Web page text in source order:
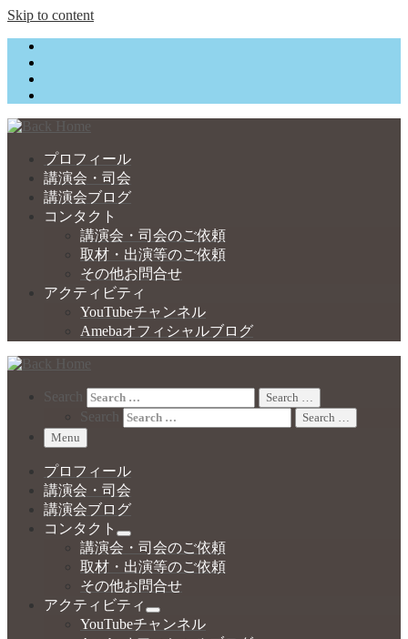
Skip to content
プロフィール
講演会・司会
講演会ブログ
コンタクト
講演会・司会のご依頼
取材・出演等のご依頼
その他お問合せ
アクティビティ
YouTubeチャンネル
Amebaオフィシャルブログ
Search Search …
Search
Search …
Menu
プロフィール
講演会・司会
講演会ブログ
コンタクト
講演会・司会のご依頼
取材・出演等のご依頼
その他お問合せ
アクティビティ
YouTubeチャンネル